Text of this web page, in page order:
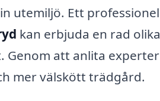
utemiljö. Ett
kan erbjuda en rad
Genom att anlita
mer välskött trädgård.